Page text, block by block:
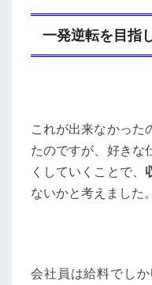
一発逆転を目指
これが出来なかった
たのですが、好きな
くしていくことで、
ないかと考えました。
会社員は給料でし